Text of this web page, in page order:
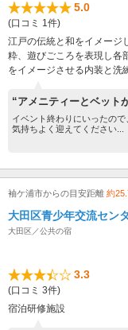
5.0
(口コミ 1件)
江戸の伝統と和をイメージ
粋、遊びごころを表現し各
をイメージさせる内装と洗
“アメニティーとベット
イベント終わりにいったの
気持ちよく迎えてください...
袖ケ浦市からの目安距離 約
大田区青少年交流セン
大田区／公共の宿
3.3
(口コミ 3件)
宿泊研修施設